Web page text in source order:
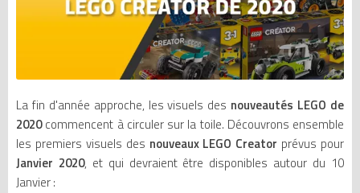
La fin d'année approche, les visuels des nouveautés LEGO de
2020commencent à circuler sur la toile. Découvrons ensemble
les premiers visuels des nouveaux LEGO Creator prévus pour
Janvier 2020, et qui devraient être disponibles autour du 10
Janvier :